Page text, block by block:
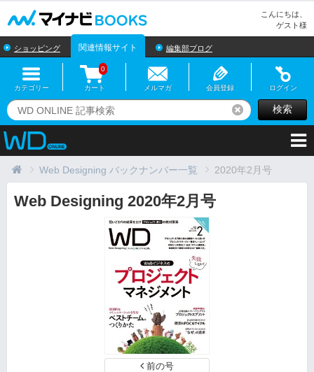
こんにちは、
ゲスト様
ショッピング 関連情報サイト 編集部ブログ
カテゴリー カート
0
メルマガ 会員登録 ログイン
リセット検索
Web Designing バックナンバー一覧 2020年2月号
Web Designing 2020年2月号
前の号